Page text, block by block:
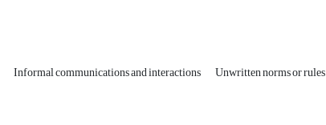
Informal communications and interactions Unwritten norms or rules